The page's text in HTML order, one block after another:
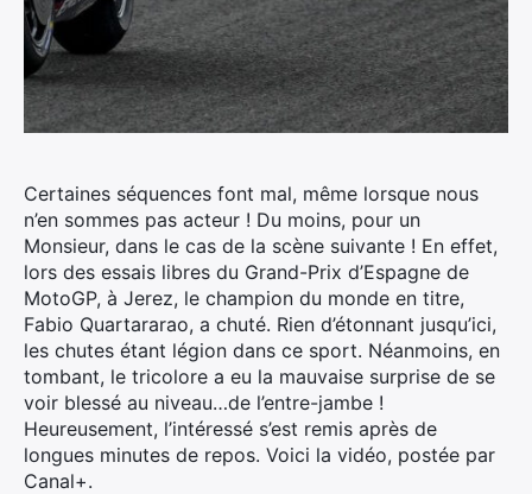
Certaines séquences font mal, même lorsque nous
n’en sommes pas acteur ! Du moins, pour un
Monsieur, dans le cas de la scène suivante ! En effet,
lors des essais libres du Grand-Prix d’Espagne de
MotoGP, à Jerez, le champion du monde en titre,
Fabio Quartararao, a chuté. Rien d’étonnant jusqu’ici,
les chutes étant légion dans ce sport. Néanmoins, en
tombant, le tricolore a eu la mauvaise surprise de se
voir blessé au niveau…de l’entre-jambe !
Heureusement, l’intéressé s’est remis après de
longues minutes de repos. Voici la vidéo, postée par
Canal+.